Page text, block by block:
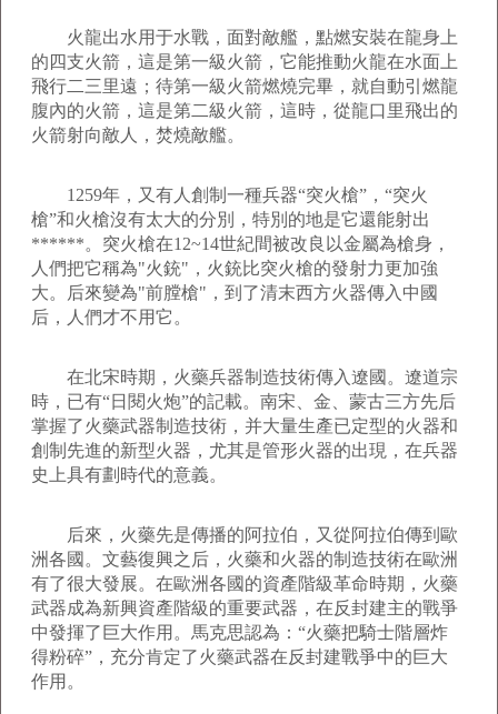
火龍出水用于水戰，面對敵艦，點燃安裝在龍身上
的四支火箭，這是第一級火箭，它能推動火龍在水面上
飛行二三里遠；待第一級火箭燃燒完畢，就自動引燃龍
腹內的火箭，這是第二級火箭，這時，從龍口里飛出的
火箭射向敵人，焚燒敵艦。
1259年，又有人創制一種兵器“突火槍”，“突火
槍”和火槍沒有太大的分別，特別的地是它還能射出
******。突火槍在12~14世紀間被改良以金屬為槍身，
人們把它稱為"火銃"，火銃比突火槍的發射力更加強
大。后來變為"前膛槍"，到了清末西方火器傳入中國
后，人們才不用它。
在北宋時期，火藥兵器制造技術傳入遼國。遼道宗
時，已有“日閱火炮”的記載。南宋、金、蒙古三方先后
掌握了火藥武器制造技術，并大量生產已定型的火器和
創制先進的新型火器，尤其是管形火器的出現，在兵器
史上具有劃時代的意義。
后來，火藥先是傳播的阿拉伯，又從阿拉伯傳到歐
洲各國。文藝復興之后，火藥和火器的制造技術在歐洲
有了很大發展。在歐洲各國的資產階級革命時期，火藥
武器成為新興資產階級的重要武器，在反封建主的戰爭
中發揮了巨大作用。馬克思認為：“火藥把騎士階層炸
得粉碎”，充分肯定了火藥武器在反封建戰爭中的巨大
作用。